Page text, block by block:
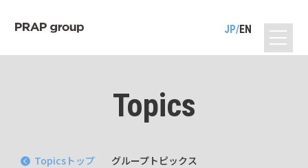
JP EN
Topics
グループトピックス
Topicsトップ